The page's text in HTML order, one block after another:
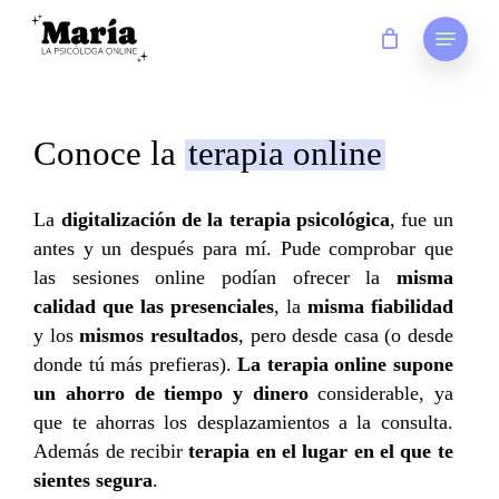
Menu
Conoce laterapia online
La digitalización de la terapia psicológica, fue un
antes y un después para mí. Pude comprobar que
las sesiones online podían ofrecer la misma
calidad que las presenciales, la misma fiabilidad
y losmismos resultados, pero desde casa (o desde
donde tú más prefieras).La terapia online supone
un ahorro de tiempo y dineroconsiderable, ya
que te ahorras los desplazamientos a la consulta.
Además de recibirterapia en el lugar en el que te
sientes segura.